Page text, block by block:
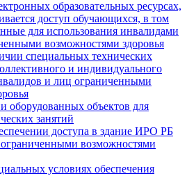
образовательных ресурсах,
доступ обучающихся, в том
для использования инвалидами
возможностями здоровья
специальных технических
и индивидуального
и лиц ограниченными
оборудованных объектов для
занятий
доступа в здание ИРО РБ
возможностями
условиях обеспечения